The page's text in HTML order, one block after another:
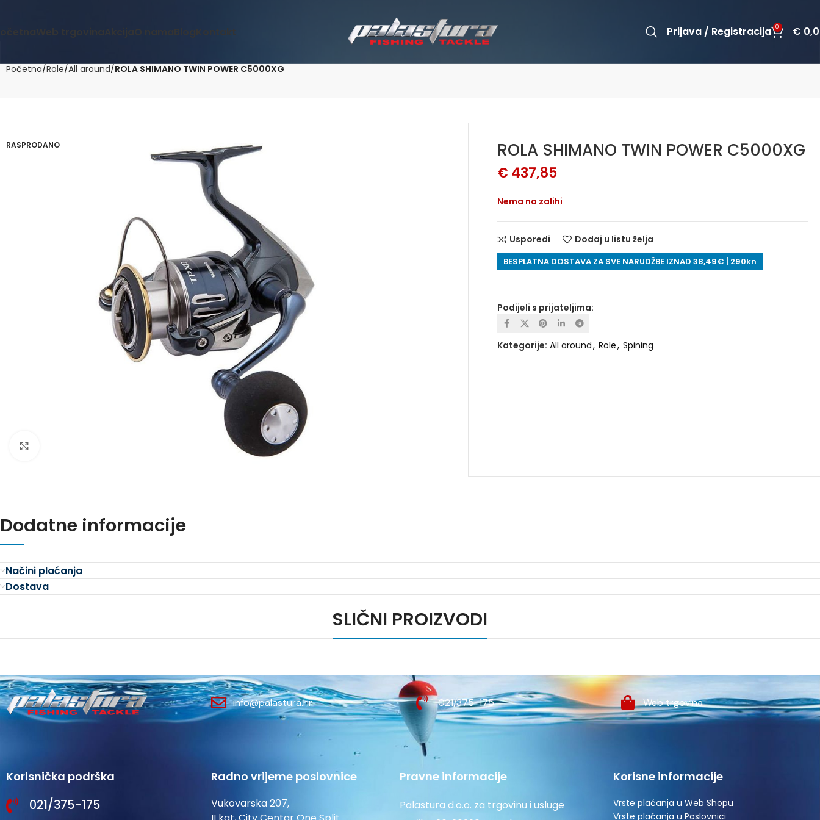
Kontakt Prijava / Registracija 0 €
Početna Role All around ROLA SHIMANO TWIN POWER C5000XG
RASPRODANO ROLA SHIMANO TWIN POWER C5000XG
€ 437,85
Nema na zalihi
Usporedi Dodaj u listu želja
BESPLATNA DOSTAVA ZA SVE NARUDŽBE IZNAD 38,49€ | 290kn
Podijeli s prijateljima:
Kategorije: All around, Role, Spining
Dodatne informacije
Načini plaćanja
Dostava
SLIČNI PROIZVODI
info@palastura.hr 021/375-175 Web trgovina
Korisnička podrška
021/375-175
Radno vrijeme poslovnice
Vukovarska 207,
Pravne informacije
Palastura d.o.o. za trgovinu i usluge
Korisne informacije
Vrste plaćanja u Web Shopu
Vrste plaćanja u Poslovnici